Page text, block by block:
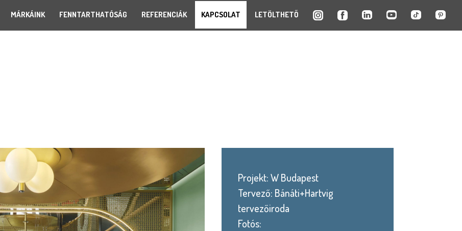
MÁRKÁINK FENNTARTHATÓSÁG REFERENCIÁK KAPCSOLAT LETÖLTHETŐ
Projekt: W Budapest
Tervező: Bánáti+Hartvig
tervezőiroda
Fotós: